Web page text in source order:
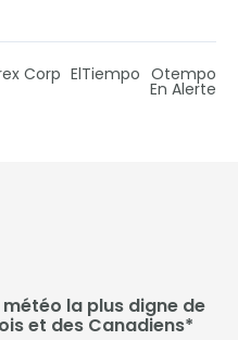
Corp ElTiempo Otempo
En Alerte
la plus digne de
et des Canadiens*